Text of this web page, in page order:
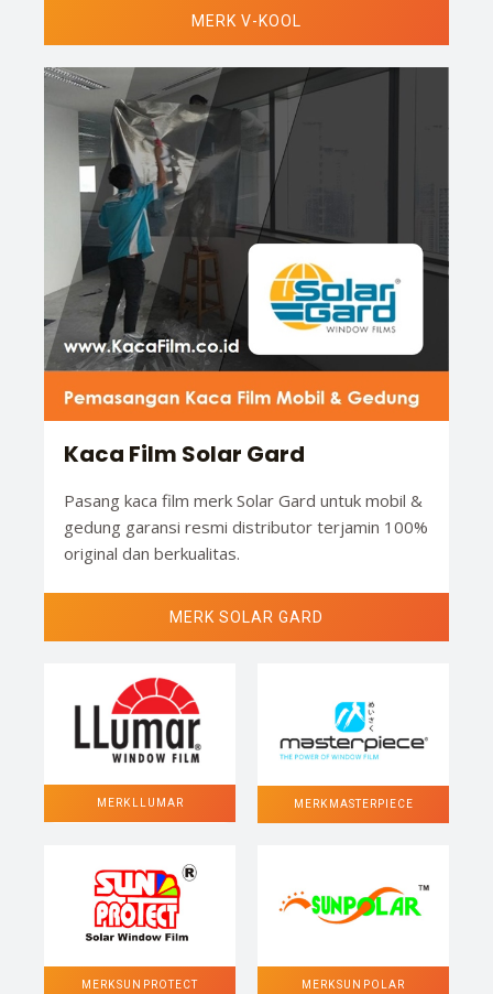
MERK V-KOOL
Kaca Film Solar Gard
Pasang kaca film merk Solar Gard untuk mobil &
gedung garansi resmi distributor terjamin 100%
original dan berkualitas.
MERK SOLAR GARD
MERK LLUMAR MERK MASTERPIECE
MERK SUN PROTECT MERK SUN POLAR